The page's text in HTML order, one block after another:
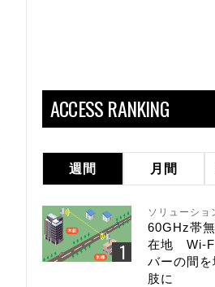
ACCESS RANKING
週間 月間
ソリューショ
60GHz帯
在地 Wi-
バーの間
肢に